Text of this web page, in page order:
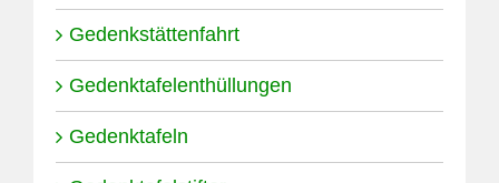
Gedenkstättenfahrt
Gedenktafelenthüllungen
Gedenktafeln